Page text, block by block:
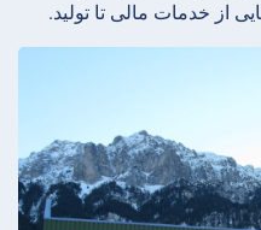
از خدمات مالی تا تولید.